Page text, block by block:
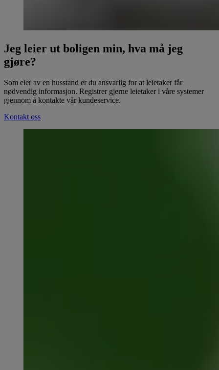
Jeg leier ut boligen min, hva må jeg
gjøre?
Som eier av en husstand er du ansvarlig for at leietaker får
nødvendig informasjon. Registrer gjerne leietaker i våre systemer
gjennom å kontakte vår kundeservice.
Kontakt oss